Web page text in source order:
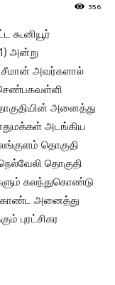
356
கூனியூர்
அன்று
அவர்களால்
அனைத்து
அடங்கிய
தொகுதி
தொகுதி
கலந்துகொண்டு
கொண்ட அனைத்து
புரட்சிகர